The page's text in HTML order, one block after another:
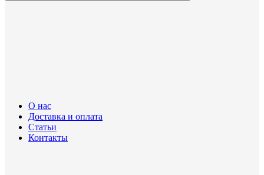
О нас
Доставка и оплата
Статьи
Контакты